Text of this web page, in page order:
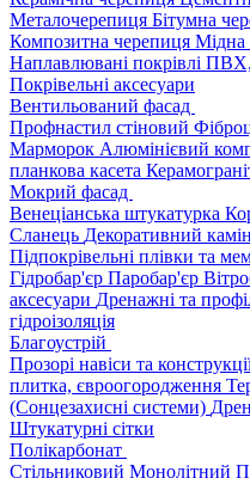
Металочерепиця Бітумна
Композитна черепиця Мідна
Наплавлювані покрівлі ПВХ,
Покрівельні аксесуари
Вентильований фасад
Профнастил стіновий
Марморок Алюмінієвий
планкова касета
Мокрий фасад
Венеціанська штукатурка
Сланець Декоративний
Підпокрівельні плівки та
Гідробар'єр Паробар'єр
аксесуари Дренажні та
гідроізоляція
Благоустрій
Прозорі навіси та
плитка, євроогородження
(Сонцезахисні системи)
Штукатурні сітки
Полікарбонат
Стільниковий Монолітний